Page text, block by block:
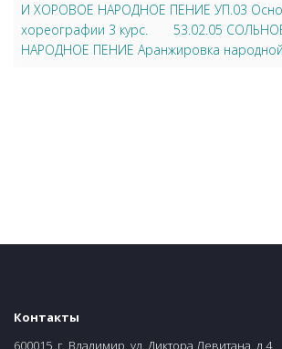
И ХОРОВОЕ НАРОДНОЕ ПЕНИЕ УП.03
хореографии 3 курс.
53.02.05
НАРОДНОЕ ПЕНИЕ Аранжировка народной
Контакты
600015, г. Владимир, ул. Диктора Левитана, д.4